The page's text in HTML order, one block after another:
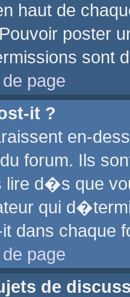
haut de
poster
sont
page
it ?
en-
forum. Ils
lire d�s que
qui
dans chaque
page
de